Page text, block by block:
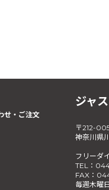
せ・ご注文
ジャ
〒212-
神奈川県
フリーダ
TEL：
FAX：
毎週木曜